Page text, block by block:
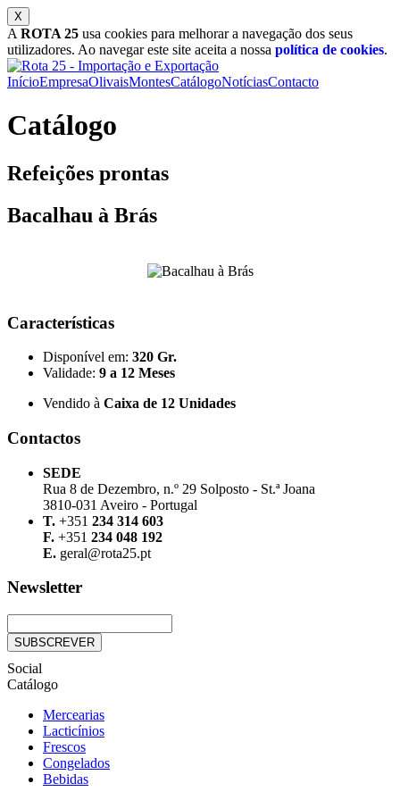
A ROTA 25 usa cookies para melhorar a navegação dos seus
utilizadores. Ao navegar este site aceita a nossa política de cookies.
InícioEmpresaOlivaisMontesCatálogoNotíciasContacto
Catálogo
Refeições prontas
Bacalhau à Brás
Características
Disponível em: 320 Gr.
Validade: 9 a 12 Meses
Vendido à Caixa de 12 Unidades
Contactos
SEDE
Rua 8 de Dezembro, n.º 29 Solposto - St.ª Joana
3810-031 Aveiro - Portugal
T. +351 234 314 603
F. +351 234 048 192
E. geral@rota25.pt
Newsletter
Social
Catálogo
Mercearias
Lacticínios
Frescos
Congelados
Bebidas